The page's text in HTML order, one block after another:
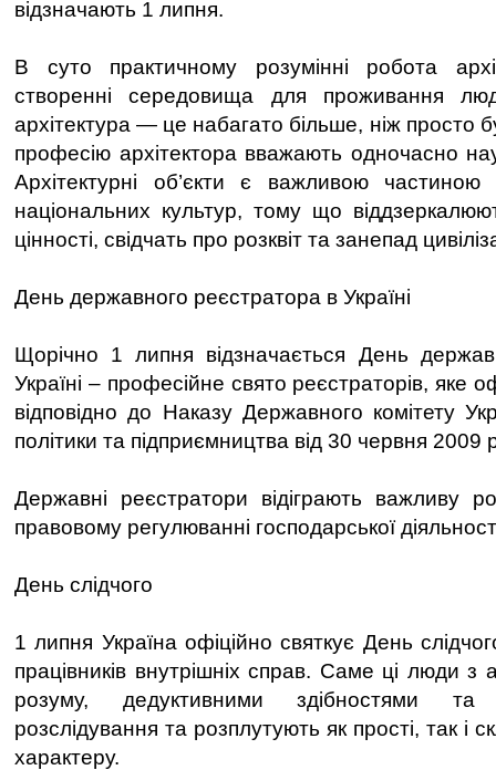
відзначають 1 липня.
В суто практичному розумінні робота
створенні середовища для проживання
архітектура — це набагато більше, ніж просто
професію архітектора вважають одночасно
Архітектурні об’єкти є важливою частиною
національних культур, тому що
цінності, свідчать про розквіт та занепад
День державного реєстратора в Україні
Щорічно 1 липня відзначається День
Україні – професійне свято реєстраторів, яке
відповідно до Наказу Державного комітету
політики та підприємництва від 30 червня
Державні реєстратори відіграють важливу
правовому регулюванні господарської
День слідчого
1 липня Україна офіційно святкує День
працівників внутрішніх справ. Саме ці люди з
розуму, дедуктивними здібностями
розслідування та розплутують як прості, так і
характеру.